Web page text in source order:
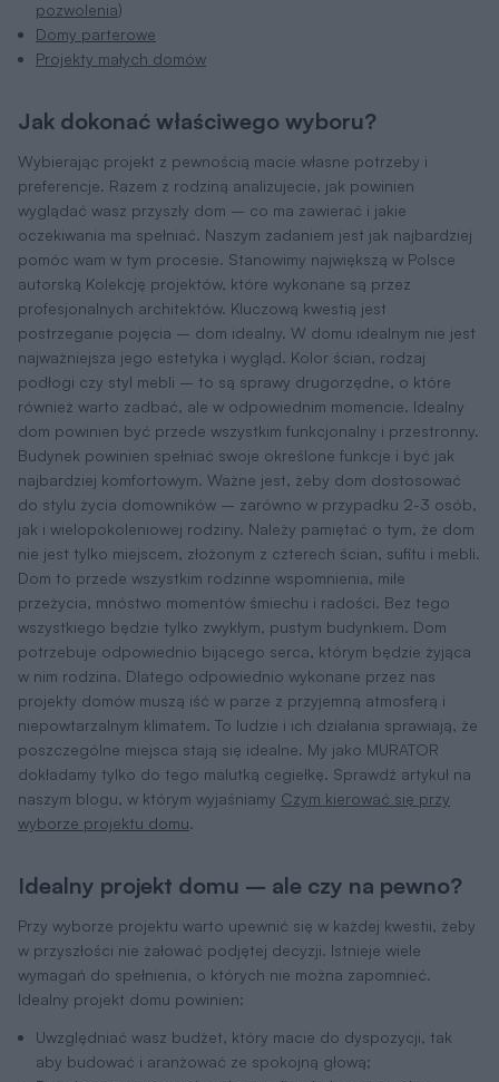
pozwolenia)
Domy parterowe
Projekty małych domów
Jak dokonać właściwego wyboru?
Wybierając projekt z pewnością macie własne potrzeby i
preferencje. Razem z rodziną analizujecie, jak powinien
wyglądać wasz przyszły dom – co ma zawierać i jakie
oczekiwania ma spełniać. Naszym zadaniem jest jak najbardziej
pomóc wam w tym procesie. Stanowimy największą w Polsce
autorską Kolekcję projektów, które wykonane są przez
profesjonalnych architektów. Kluczową kwestią jest
postrzeganie pojęcia – dom idealny. W domu idealnym nie jest
najważniejsza jego estetyka i wygląd. Kolor ścian, rodzaj
podłogi czy styl mebli – to są sprawy drugorzędne, o które
również warto zadbać, ale w odpowiednim momencie. Idealny
dom powinien być przede wszystkim funkcjonalny i przestronny.
Budynek powinien spełniać swoje określone funkcje i być jak
najbardziej komfortowym. Ważne jest, żeby dom dostosować
do stylu życia domowników – zarówno w przypadku 2-3 osób,
jak i wielopokoleniowej rodziny. Należy pamiętać o tym, że dom
nie jest tylko miejscem, złożonym z czterech ścian, sufitu i mebli.
Dom to przede wszystkim rodzinne wspomnienia, miłe
przeżycia, mnóstwo momentów śmiechu i radości. Bez tego
wszystkiego będzie tylko zwykłym, pustym budynkiem. Dom
potrzebuje odpowiednio bijącego serca, którym będzie żyjąca
w nim rodzina. Dlatego odpowiednio wykonane przez nas
projekty domów muszą iść w parze z przyjemną atmosferą i
niepowtarzalnym klimatem. To ludzie i ich działania sprawiają, że
poszczególne miejsca stają się idealne. My jako MURATOR
dokładamy tylko do tego malutką cegiełkę. Sprawdź artykuł na
naszym blogu, w którym wyjaśniamy Czym kierować się przy
wyborze projektu domu.
Idealny projekt domu – ale czy na pewno?
Przy wyborze projektu warto upewnić się w każdej kwestii, żeby
w przyszłości nie żałować podjętej decyzji. Istnieje wiele
wymagań do spełnienia, o których nie można zapomnieć.
Idealny projekt domu powinien:
Uwzględniać wasz budżet, który macie do dyspozycji, tak
aby budować i aranżować ze spokojną głową;